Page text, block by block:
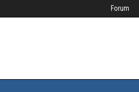
Forum